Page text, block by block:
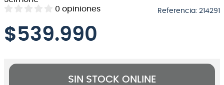
0 opiniones Referencia: 214291
$539.990
SIN STOCK ONLINE
7 .
teclado
9 .
bateria